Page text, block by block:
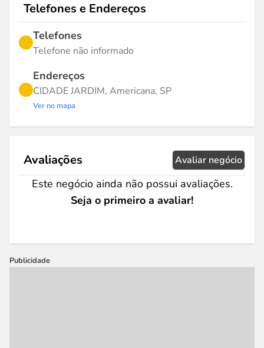
Telefones e Endereços
Telefones
Telefone não informado
Endereços
CIDADE JARDIM, Americana, SP
Ver no mapa
Avaliações Avaliar negócio
Este negócio ainda não possui avaliações.
Seja o primeiro a avaliar!
Publicidade